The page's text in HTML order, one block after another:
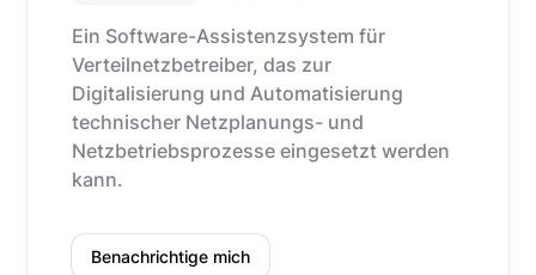
Ein Software-Assistenzsystem für
Verteilnetzbetreiber, das zur
Digitalisierung und Automatisierung
technischer Netzplanungs- und
Netzbetriebsprozesse eingesetzt werden
kann.
Benachrichtige mich